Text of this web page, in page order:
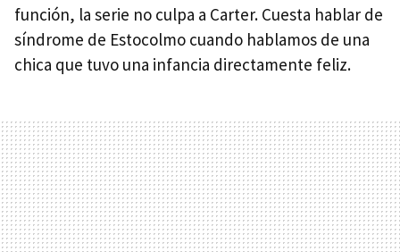
función, la serie no culpa a Carter. Cuesta hablar de
síndrome de Estocolmo cuando hablamos de una
chica que tuvo una infancia directamente feliz.